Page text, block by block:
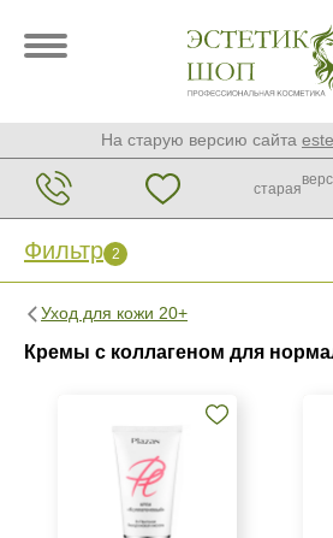
На старую версию сайта
старая
Фильтр 2
Уход для кожи 20+
Кремы с коллагеном для
Фильтр 2 Сброс